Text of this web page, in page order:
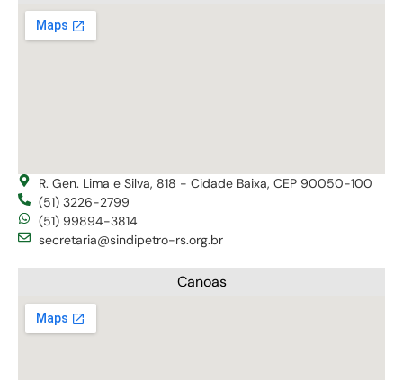
R. Gen. Lima e Silva, 818 - Cidade Baixa, CEP 90050-100
(51) 3226-2799
(51) 99894-3814
secretaria@sindipetro-rs.org.br
Canoas